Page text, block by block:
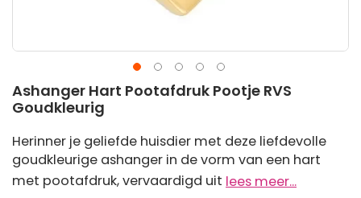
Ga
naar
het
van
de
afbeeldingen-
gallerij
Ashanger Hart Pootafdruk Pootje RVS
Goudkleurig
Herinner je geliefde huisdier met deze liefdevolle
goudkleurige ashanger in de vorm van een hart
met pootafdruk, vervaardigd uit lees meer...